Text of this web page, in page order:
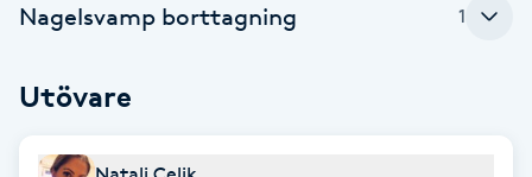
Nagelsvamp borttagning 1
Utövare